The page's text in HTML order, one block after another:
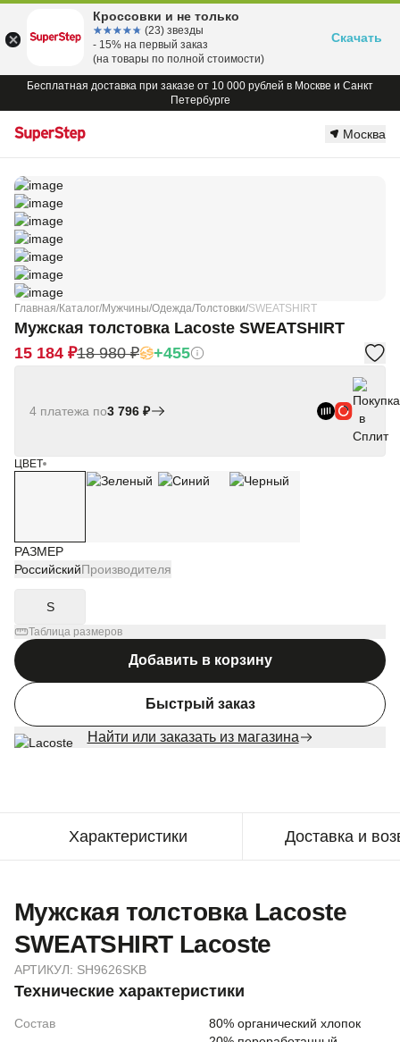
Бесплатная доставка при заказе от 10 000 рублей в Москве и Санкт
Петербурге
Москва
Главная/Каталог/Мужчины/Одежда/Толстовки/SWEATSHIRT
Мужская толстовка Lacoste SWEATSHIRT
15 184 ₽18 980 ₽ +455
4 платежа по3 796 ₽
ЦВЕТ
РАЗМЕР
РоссийскийПроизводителя
S
Таблица размеров
Добавить в корзину
Быстрый заказ
Найти или заказать из магазина
Характеристики Доставка и
Мужская толстовка Lacoste
SWEATSHIRT Lacoste
АРТИКУЛ: SH9626SKB
Технические характеристики
Состав
80% органический хлопок
Кроссовки и не только
☆☆☆☆☆
★★★★★ (23) звезды
- 15% на первый заказ
(на товары по полной стоимости)
Скачать